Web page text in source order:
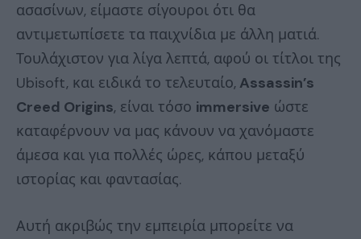
ασασίνων, είμαστε σίγουροι ότι θα
αντιμετωπίσετε τα παιχνίδια με άλλη ματιά.
Τουλάχιστον για λίγα λεπτά, αφού οι τίτλοι της
Ubisoft, και ειδικά το τελευταίο, Assassin’s
Creed Origins, είναι τόσο immersive ώστε
καταφέρνουν να μας κάνουν να χανόμαστε
άμεσα και για πολλές ώρες, κάπου μεταξύ
ιστορίας και φαντασίας.
Αυτή ακριβώς την εμπειρία μπορείτε να